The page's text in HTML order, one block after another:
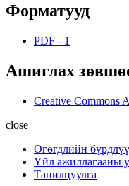
Форматууд
PDF - 1
Ашиглах
Creative Commons
close
Өгөгдлийн
Үйл ажиллагааны
Танилцуулга